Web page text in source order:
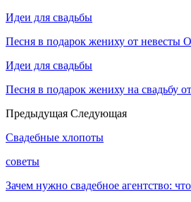
Идеи для свадьбы
Песня в подарок жениху от невесты
Идеи для свадьбы
Песня в подарок жениху на свадьбу
Предыдущая Следующая
Свадебные хлопоты
советы
Зачем нужно свадебное агентство: